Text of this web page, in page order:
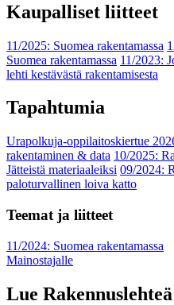
Kaupalliset liitteet
11/2025: Suomea rakentamassa
Suomea rakentamassa 11/2023:
lehti kestävästä rakentamisesta
Tapahtumia
Urapolkuja-oppilaitoskiertue
rakentaminen & data 10/2025:
Jätteistä materiaaleiksi 09/2024:
paloturvallinen loiva katto
Teemat ja liitteet
11/2024: Suomea rakentamassa
Mainostajalle
Lue Rakennuslehteä